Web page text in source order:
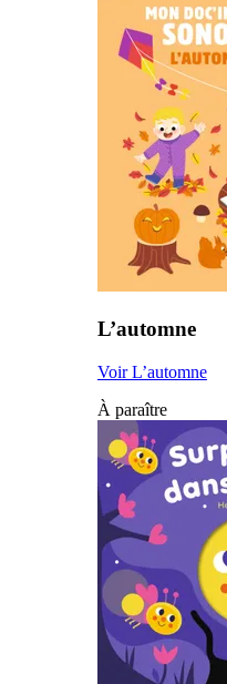
L’automne
Voir L’automne
À paraître